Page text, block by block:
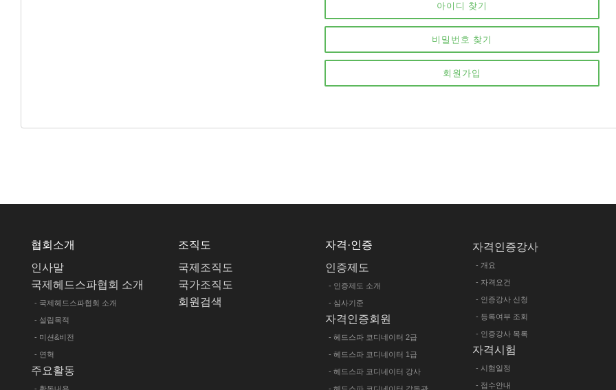
아이디 찾기
비밀번호 찾기
회원가입
협회소개
인사말
국제헤드스파협회 소개
- 국제헤드스파협회 소개
- 설립목적
- 미션&비전
- 연혁
주요활동
조직도
국제조직도
국가조직도
회원검색
자격·인증
인증제도
- 인증제도 소개
- 심사기준
자격인증회원
- 헤드스파 코디네이터 2급
- 헤드스파 코디네이터 1급
- 헤드스파 코디네이터 강사
자격인증강사
- 개요
- 자격요건
- 인증강사 신청
- 등록여부 조회
- 인증강사 목록
자격시험
- 시험일정
- 접수안내